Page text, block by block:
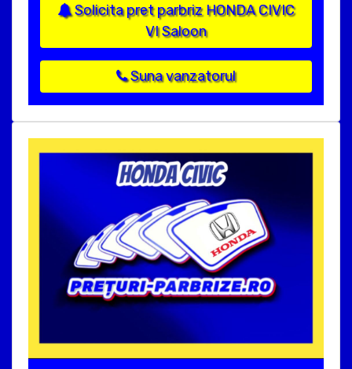
Solicita pret parbriz HONDA CIVIC
VI Saloon
Suna vanzatorul